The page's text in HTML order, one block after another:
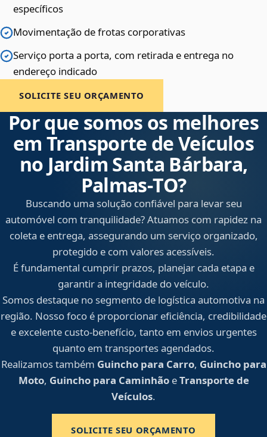
específicos
Movimentação de frotas corporativas
Serviço porta a porta, com retirada e entrega no
endereço indicado
SOLICITE SEU ORÇAMENTO
Por que somos os melhores
em Transporte de Veículos
no Jardim Santa Bárbara,
Palmas‑TO?
Buscando uma solução confiável para levar seu
automóvel com tranquilidade? Atuamos com rapidez na
coleta e entrega, assegurando um serviço organizado,
protegido e com valores acessíveis.
É fundamental cumprir prazos, planejar cada etapa e
garantir a integridade do veículo.
Somos destaque no segmento de logística automotiva na
região. Nosso foco é proporcionar eficiência, credibilidade
e excelente custo-benefício, tanto em envios urgentes
quanto em transportes agendados.
Realizamos também Guincho para Carro, Guincho para
Moto, Guincho para CaminhãoeTransporte de
Veículos.
SOLICITE SEU ORÇAMENTO